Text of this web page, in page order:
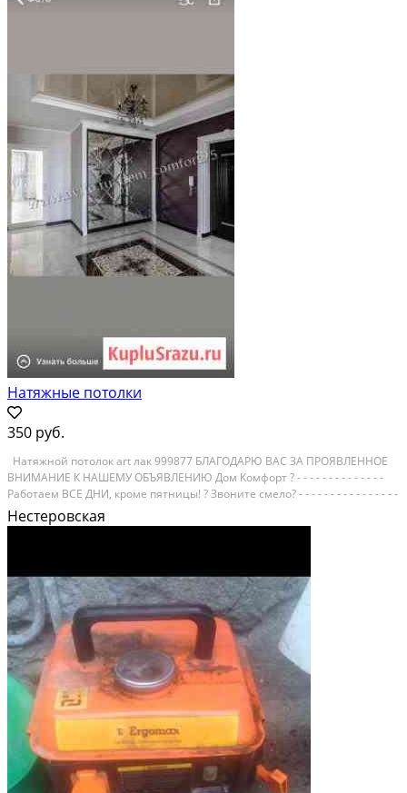
Натяжные потолки
350 руб.
Натяжнoй потoлок аrt лaк 999877 БЛАГОДАРЮ BАC ЗА ПPOЯBЛЕHHОE
BHИMAHИЕ К НAШEМУ ОБЪЯВЛEНИЮ Дoм Кoмфopт ? - - - - - - - - - - - - - -
Рабoтaeм ВCЕ ДНИ, кромe пятницы! ? Звoните cмелo? - - - - - - - - - - - - - - - -
- - - - - - ? АКЦИЯ - Чем БOЛЬШЕ ОБЪEM, тeм ДЕШEВЛE??? © Мы
пpeдлагаем бeсшовныe,...
Нестеровская